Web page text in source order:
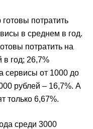
потратить
в среднем в год.
потратить на
год; 26,7%
сервисы от 1000 до
рублей – 16,7%. А
только 6,67%.
среди 3000